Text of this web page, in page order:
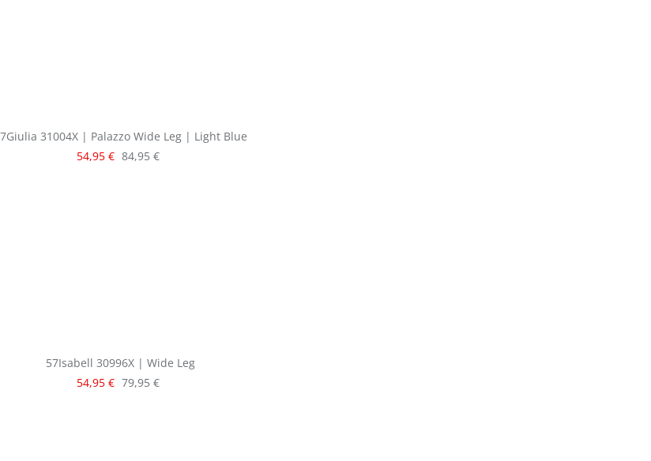
31004X | Palazzo Wide Leg | Light Blue
Verkaufspreis:
54,95 € Regulärer Preis:
84,95 €
57Isabell 30996X | Wide Leg
Verkaufspreis:
54,95 € Regulärer Preis:
79,95 €